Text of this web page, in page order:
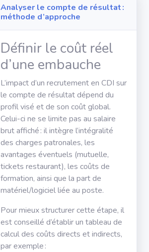
Analyser le compte de résultat :
méthode d’approche
Définir le coût réel
d’une embauche
L’impact d’un recrutement en CDI sur
le compte de résultat dépend du
profil visé et de son coût global.
Celui-ci ne se limite pas au salaire
brut affiché : il intègre l’intégralité
des charges patronales, les
avantages éventuels (mutuelle,
tickets restaurant), les coûts de
formation, ainsi que la part de
matériel/logiciel liée au poste.
Pour mieux structurer cette étape, il
est conseillé d’établir un tableau de
calcul des coûts directs et indirects,
par exemple :